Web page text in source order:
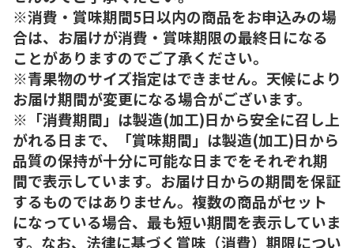
※消費・賞味期間5日以内の商品をお申込みの場
合は、お届けが消費・賞味期限の最終日になる
ことがありますのでご了承ください。
※青果物のサイズ指定はできません。天候により
お届け期間が変更になる場合がございます。
※「消費期間」は製造(加工)日から安全に召し上
がれる日まで、「賞味期間」は製造(加工)日から
品質の保持が十分に可能な日までをそれぞれ期
間で表示しています。お届け日からの期間を保証
するものではありません。複数の商品がセット
になっている場合、最も短い期間を表示していま
す。なお、法律に基づく賞味（消費）期限につい